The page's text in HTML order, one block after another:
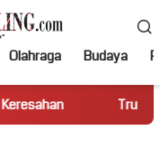
Olahraga Budaya
Truk Miring Hambat